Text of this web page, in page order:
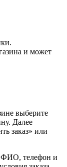
и может
выберите
Далее
заказ» или
ФИО, телефон и